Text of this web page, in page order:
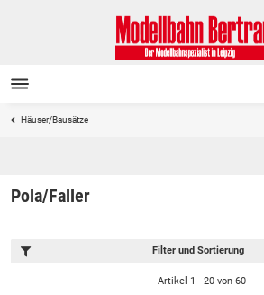
Häuser/Bausätze
Pola/Faller
Filter und Sortierung
Artikel 1 - 20 von 60